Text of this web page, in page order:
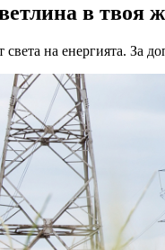
в твоя
на енергията. За